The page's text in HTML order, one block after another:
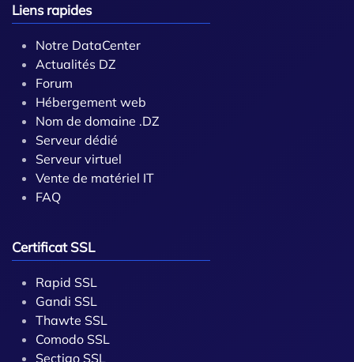
Liens rapides
Notre DataCenter
Actualités DZ
Forum
Hébergement web
Nom de domaine .DZ
Serveur dédié
Serveur virtuel
Vente de matériel IT
FAQ
Certificat SSL
Rapid SSL
Gandi SSL
Thawte SSL
Comodo SSL
Sectigo SSL